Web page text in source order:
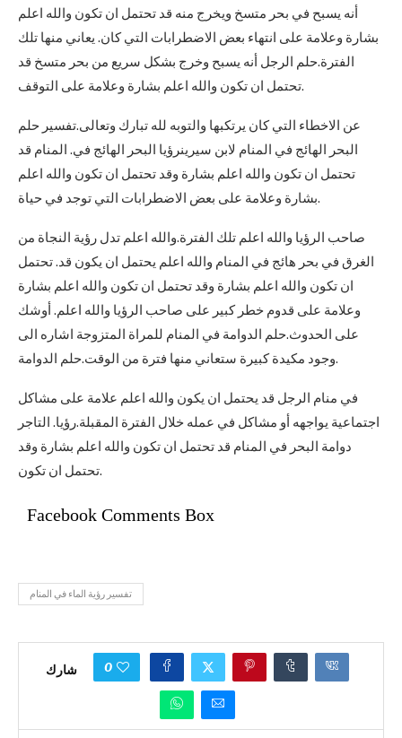
أنه يسبح في بحر متسخ ويخرج منه قد تحتمل ان تكون والله اعلم
بشارة وعلامة على انتهاء بعض الاضطرابات التي كان. يعاني منها تلك
الفترة.حلم الرجل أنه يسبح وخرج بشكل سريع من بحر متسخ قد
تحتمل ان تكون والله اعلم بشارة وعلامة على التوقف.
عن الاخطاء التي كان يرتكبها والتوبه لله تبارك وتعالى.تفسير حلم
البحر الهائج في المنام لابن سيرينرؤيا البحر الهائج في. المنام قد
تحتمل ان تكون والله اعلم بشارة وقد تحتمل ان تكون والله اعلم
بشارة وعلامة على بعض الاضطرابات التي توجد في حياة.
صاحب الرؤيا والله اعلم تلك الفترة.والله اعلم تدل رؤية النجاة من
الغرق في بحر هائج في المنام والله اعلم يحتمل ان يكون قد. تحتمل
ان تكون والله اعلم بشارة وقد تحتمل ان تكون والله اعلم بشارة
وعلامة على قدوم خطر كبير على صاحب الرؤيا والله اعلم. أوشك
على الحدوث.حلم الدوامة في المنام للمراة المتزوجة اشاره الى
وجود مكيدة كبيرة ستعاني منها فترة من الوقت.حلم الدوامة.
في منام الرجل قد يحتمل ان يكون والله اعلم علامة على مشاكل
اجتماعية يواجهه أو مشاكل في عمله خلال الفترة المقبلة.رؤيا. التاجر
دوامة البحر في المنام قد تحتمل ان تكون والله اعلم بشارة وقد
تحتمل ان تكون.
Facebook Comments Box
تفسير رؤية الماء في المنام
شارك 0